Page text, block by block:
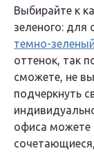
Выбирайте к
зеленого: для
темно-
оттенок, так
сможете, не
подчеркнуть
офиса можете